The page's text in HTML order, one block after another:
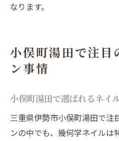
なります。
小俣町湯田で注目
ン事情
小俣町湯田で選ばれるネイ
三重県伊勢市小俣町湯田で注
ンの中でも、幾何学ネイルは